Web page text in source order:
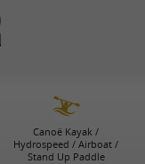
Canoë Kayak /
Hydrospeed / Airboat /
Stand Up Paddle